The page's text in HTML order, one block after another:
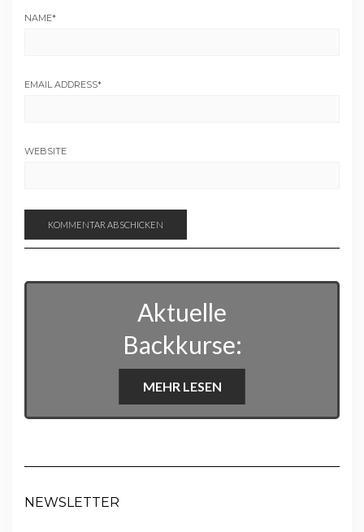
NAME*
EMAIL ADDRESS*
WEBSITE
Aktuelle
Backkurse:
MEHR LESEN
NEWSLETTER